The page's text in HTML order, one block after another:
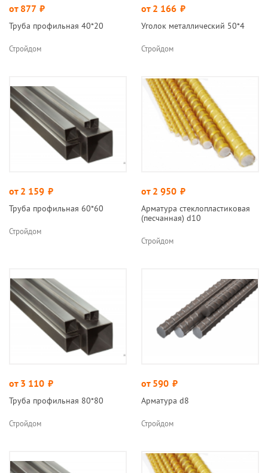
от 877 руб.
Труба профильная 40*20
Стройдом
от 2 166 руб.
Уголок металлический 50*4
Стройдом
от 2 159 руб.
Труба профильная 60*60
Стройдом
от 2 950 руб.
Арматура стеклопластиковая
(песчанная) d10
Стройдом
от 3 110 руб.
Труба профильная 80*80
Стройдом
от 590 руб.
Арматура d8
Стройдом